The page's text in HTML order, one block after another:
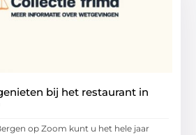
bij het restaurant in
op Zoom kunt u het hele jaar